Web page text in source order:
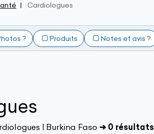
Cardiologues
? Produits Notes et avis ?
| Burkina Faso ➔ 0 résultats